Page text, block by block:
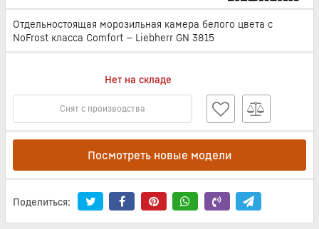
Отдельностоящая морозильная камера белого цвета с
NoFrost класса Comfort — Liebherr GN 3815
Нет на складе
Снят с производства
Посмотреть новые модели
Поделиться: